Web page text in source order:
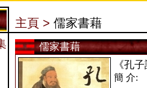
主頁 > 儒家書藉
儒家書藉
《孔
簡 介: